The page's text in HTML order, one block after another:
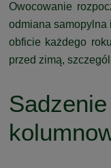
Owocowanie
odmiana samopylna
obficie każdego
przed zimą,